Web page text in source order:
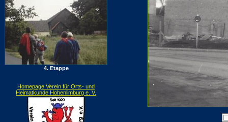
4. Etappe
Homepage Verein für Orts- und
Heimatkunde Hohenlimburg e. V.